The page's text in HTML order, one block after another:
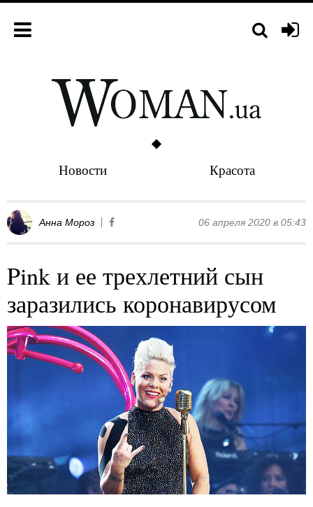
Новости Красота
Анна Мороз 06 апреля 2020 в 05:43
Pink и ее трехлетний сын
заразились коронавирусом